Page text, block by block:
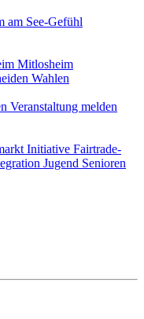
am See-Gefühl
Mitlosheim
Wahlen
Veranstaltung melden
Initiative Fairtrade-
Jugend Senioren